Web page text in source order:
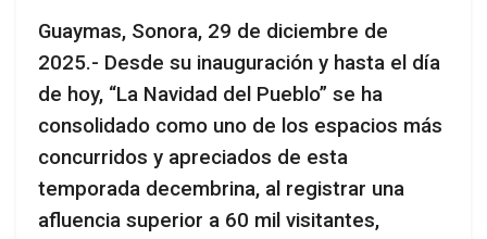
Guaymas, Sonora, 29 de diciembre de
2025.- Desde su inauguración y hasta el día
de hoy, “La Navidad del Pueblo” se ha
consolidado como uno de los espacios más
concurridos y apreciados de esta
temporada decembrina, al registrar una
afluencia superior a 60 mil visitantes,